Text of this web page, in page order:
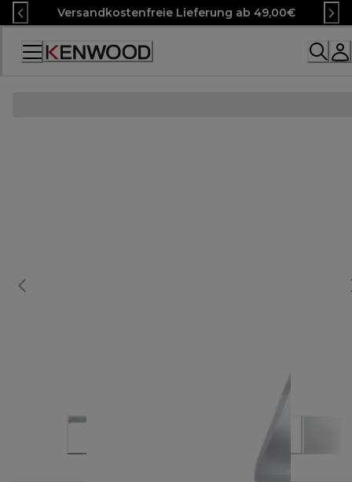
Skip
to
Content
Versandkostenfreie Lieferung ab 49,00€
Accessibility